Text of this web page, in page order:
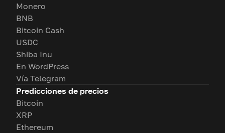
Monero
BNB
Bitcoin Cash
USDC
Shiba Inu
En WordPress
Vía Telegram
Predicciones de precios
Bitcoin
XRP
Ethereum